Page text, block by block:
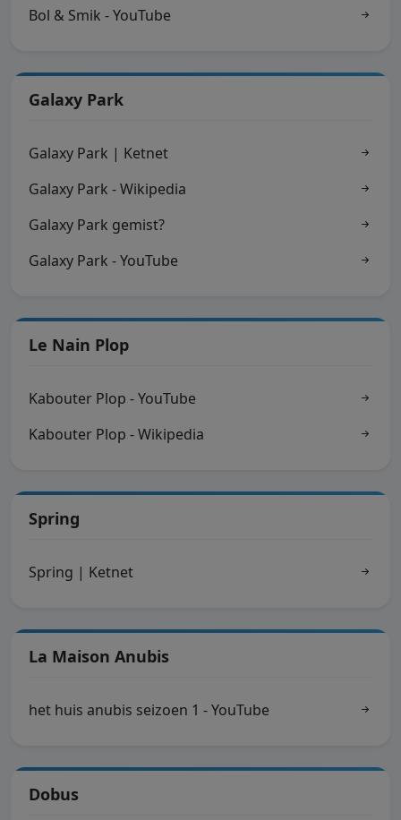
Bol & Smik - YouTube
Galaxy Park
Galaxy Park | Ketnet
Galaxy Park - Wikipedia
Galaxy Park gemist?
Galaxy Park - YouTube
Le Nain Plop
Kabouter Plop - YouTube
Kabouter Plop - Wikipedia
Spring
Spring | Ketnet
La Maison Anubis
het huis anubis seizoen 1 - YouTube
Dobus